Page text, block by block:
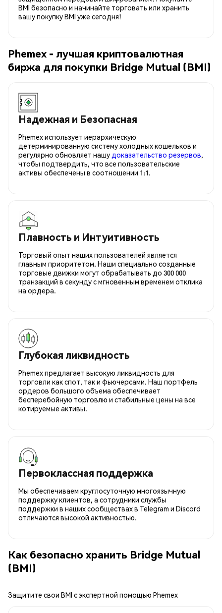
BMI безопасно и начинайте торговать или хранить
вашу покупку BMI уже сегодня!
Phemex - лучшая криптовалютная
биржа для покупки Bridge Mutual (BMI)
Надежная и Безопасная
Phemex использует иерархическую
детерминированную систему холодных кошельков и
регулярно обновляет нашу доказательство резервов,
чтобы подтвердить, что все пользовательские
активы обеспечены в соотношении 1:1.
Плавность и Интуитивность
Торговый опыт наших пользователей является
главным приоритетом. Наши специально созданные
торговые движки могут обрабатывать до 300 000
транзакций в секунду с мгновенным временем отклика
на ордера.
Глубокая ликвидность
Phemex предлагает высокую ликвидность для
торговли как спот, так и фьючерсами. Наш портфель
ордеров большого объема обеспечивает
бесперебойную торговлю и стабильные цены на все
котируемые активы.
Первоклассная поддержка
Мы обеспечиваем круглосуточную многоязычную
поддержку клиентов, а сотрудники службы
поддержки в наших сообществах в Telegram и Discord
отличаются высокой активностью.
Как безопасно хранить Bridge Mutual
(BMI)
Защитите свои BMI с экспертной помощью Phemex